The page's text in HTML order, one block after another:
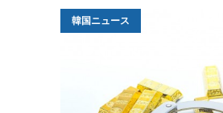
韓国ニュース